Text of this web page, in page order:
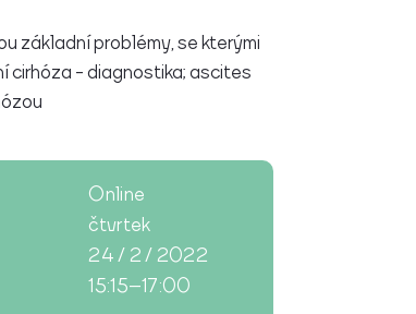
základní problémy, se kterými
cirhóza - diagnostika; ascites
Online
čtvrtek
24 / 2 / 2022
15:15–17:00